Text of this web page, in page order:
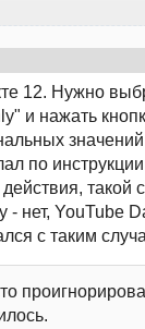
12. Нужно
и нажать
по
такой
- нет, YouTube
с таким